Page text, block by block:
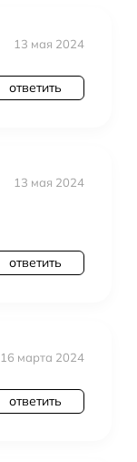
13 мая 2024
ответить
13 мая 2024
ответить
16 марта 2024
ответить